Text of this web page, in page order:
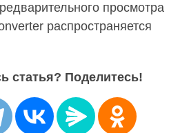
просмотра
распространяется
статья? Поделитесь!